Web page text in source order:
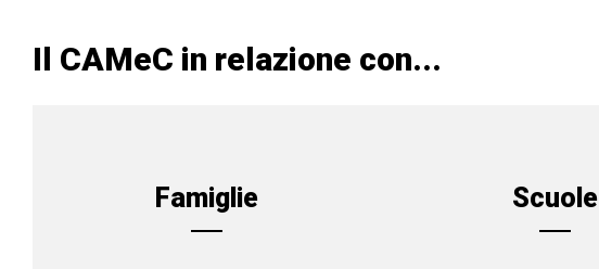
Il CAMeC in relazione con...
Famiglie Scuole